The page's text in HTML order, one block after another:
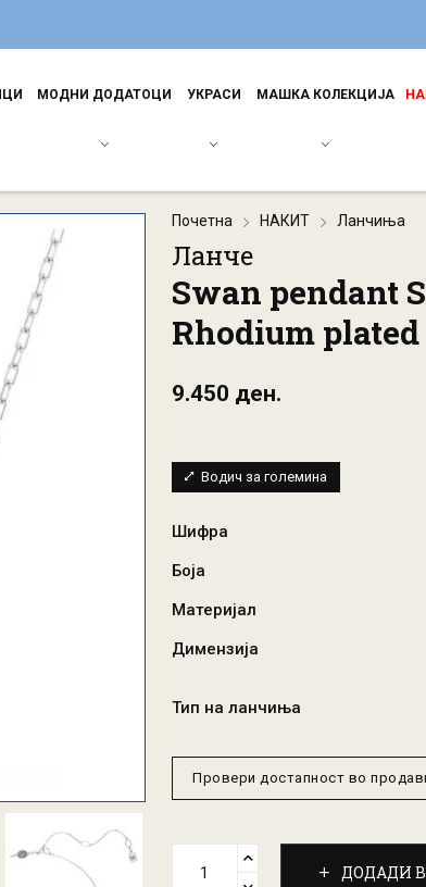
МОДНИ ДОДАТОЦИ УКРАСИ МАШКА КОЛЕКЦИЈА
Почетна НАКИТ Ланчиња
Ланче
Swan pendant
Rhodium plated
9.450 ден.
Водич за големина
Шифра
Боја
Материјал
Димензија
Тип на ланчиња
Провери достапност во
ДОДАДИ